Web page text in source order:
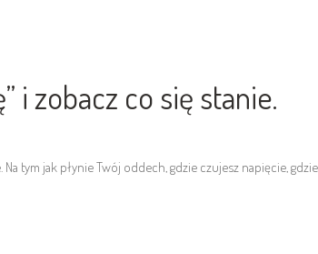
i zobacz co się stanie.
tym jak płynie Twój oddech, gdzie czujesz napięcie,